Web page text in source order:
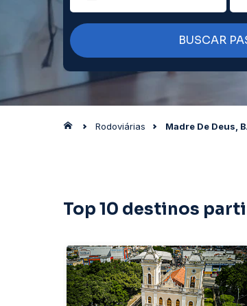
BUSCAR
Rodoviárias Madre De Deus,
Top 10 destinos